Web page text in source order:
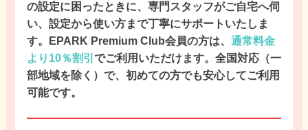
の設定に困ったときに、専門スタッフがご自宅へ伺
い、設定から使い方まで丁寧にサポートいたしま
す。EPARK Premium Club会員の方は、 通常料金
より10％割引 でご利用いただけます。全国対応（一
部地域を除く）で、初めての方でも安心してご利用
可能です。